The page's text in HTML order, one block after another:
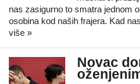
nas zasigurno to smatra jednom
osobina kod naših frajera. Kad
više »
Novac